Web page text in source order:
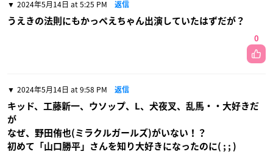
2024年5月14日 at 5:25 PM 返信
うえきの法則にもかっぺえちゃん出演していたはずだが？
0
2024年5月14日 at 9:58 PM 返信
キッド、工藤新一、ウソップ、L、犬夜叉、乱馬・・大好きだ
が
なぜ、野田侑也(ミラクルガールズ)がいない！？
初めて「山口勝平」さんを知り大好きになったのに( ; ; )